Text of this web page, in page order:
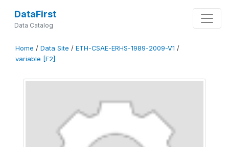
DataFirst
Data Catalog
Home / Data Site / ETH-CSAE-ERHS-1989-2009-V1 /
variable [F2]